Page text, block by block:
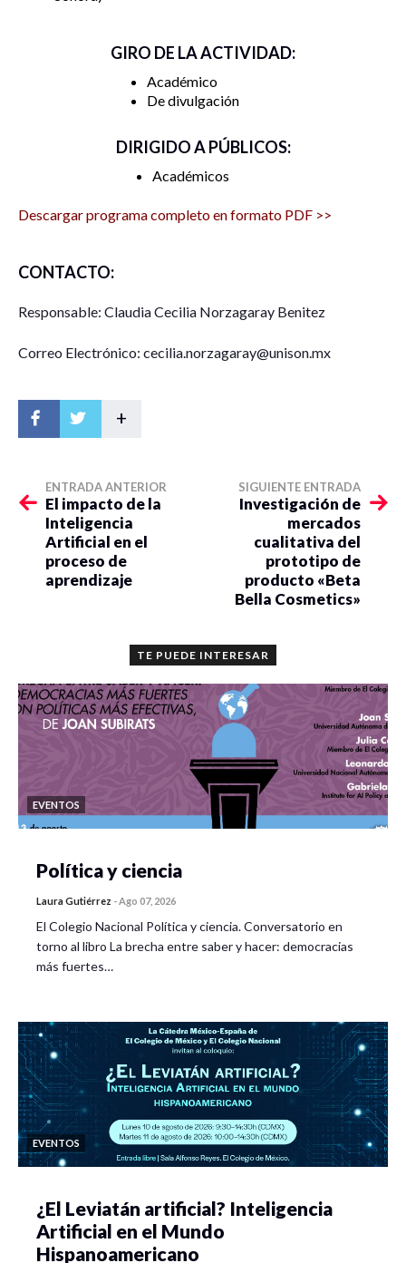
GIRO DE LA ACTIVIDAD:
Académico
De divulgación
DIRIGIDO A PÚBLICOS:
Académicos
Descargar programa completo en formato PDF >>
CONTACTO:
Responsable: Claudia Cecilia Norzagaray Benitez
Correo Electrónico: cecilia.norzagaray@unison.mx
+
ENTRADA ANTERIOR
El impacto de la
Inteligencia
Artificial en el
proceso de
aprendizaje
SIGUIENTE ENTRADA
Investigación de
mercados
cualitativa del
prototipo de
producto «Beta
Bella Cosmetics»
TE PUEDE INTERESAR
EVENTOS
Política y ciencia
Laura Gutiérrez -Ago 07, 2026
El Colegio Nacional Política y ciencia. Conversatorio en
torno al libro La brecha entre saber y hacer: democracias
más fuertes…
EVENTOS
¿El Leviatán artificial? Inteligencia
Artificial en el Mundo
Hispanoamericano